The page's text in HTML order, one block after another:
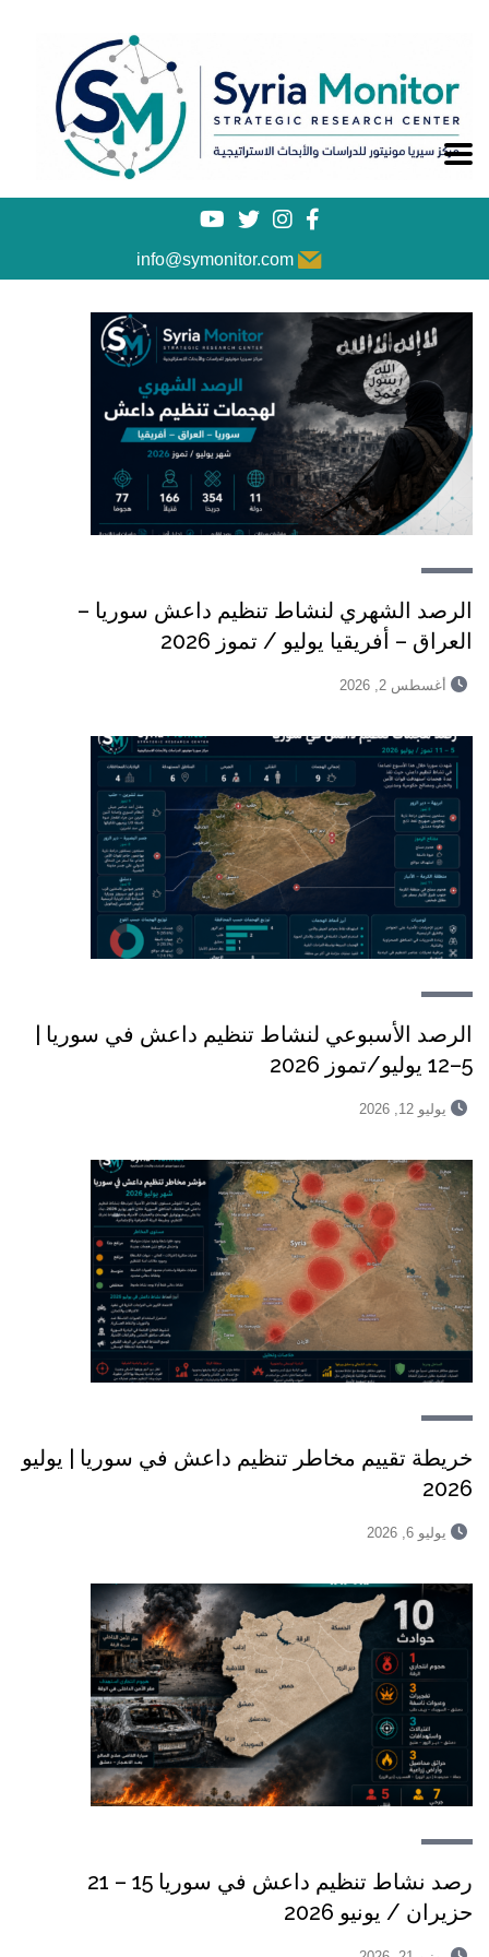
info@symonitor.com
الرصد الشهري لنشاط تنظيم داعش سوريا –
العراق – أفريقيا يوليو / تموز 2026
أغسطس 2, 2026
الرصد الأسبوعي لنشاط تنظيم داعش في سوريا |
5–12 يوليو/تموز 2026
يوليو 12, 2026
خريطة تقييم مخاطر تنظيم داعش في سوريا | يوليو
2026
يوليو 6, 2026
رصد نشاط تنظيم داعش في سوريا 15 – 21
حزيران / يونيو 2026